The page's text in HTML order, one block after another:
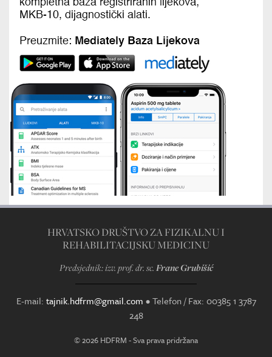
HRVATSKO DRUŠTVO ZA FIZIKALNU I
REHABILITACIJSKU MEDICINU
Predsjednik: izv. prof. dr. sc.Frane Grubišić
E-mail: tajnik.hdfrm@gmail.com •Telefon / Fax: 00385 1 3787
248
© 2026 HDFRM - Sva prava pridržana